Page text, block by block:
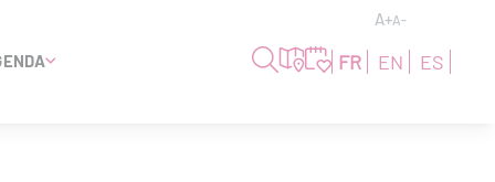
FR EN ES
A+A-